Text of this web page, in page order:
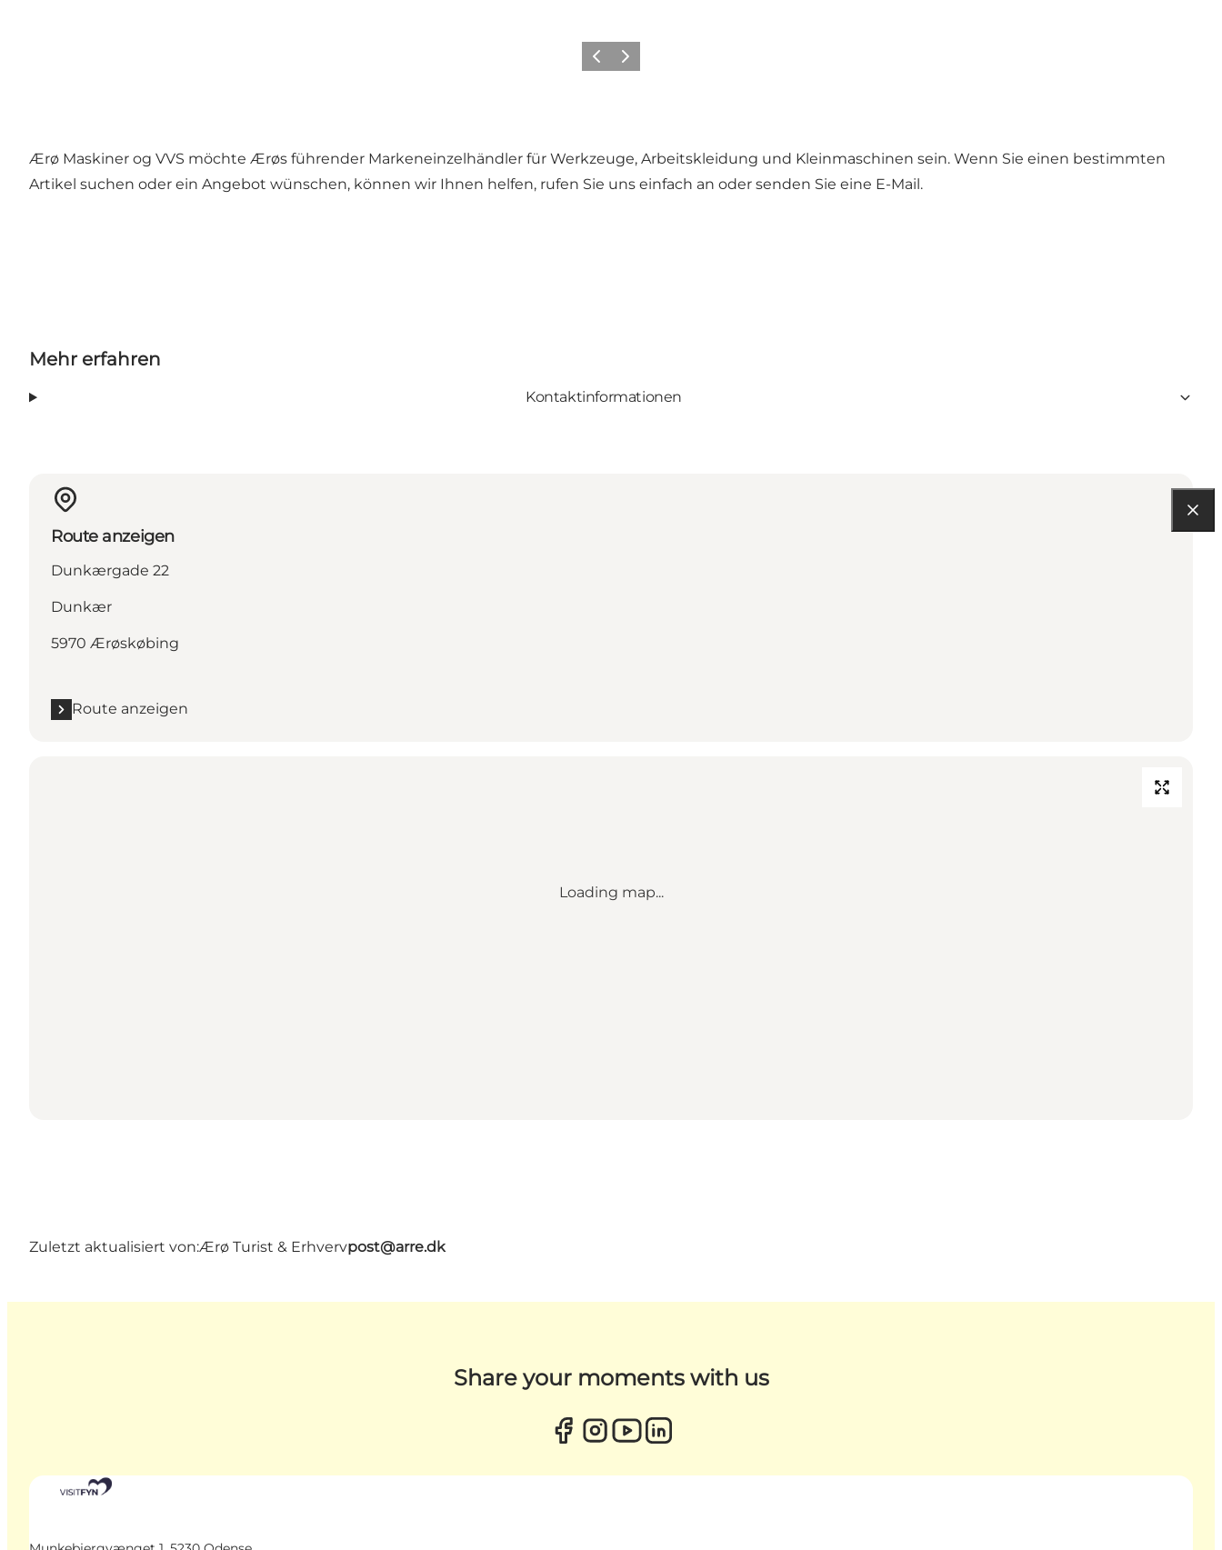
ZurückWeiter
Ærø Maskiner og VVS möchte Ærøs führender Markeneinzelhändler für Werkzeuge, Arbeitskleidung und Kleinmaschinen sein. Wenn Sie einen bestimmten
Artikel suchen oder ein Angebot wünschen, können wir Ihnen helfen, rufen Sie uns einfach an oder senden Sie eine E-Mail.
Mehr erfahren
Kontaktinformationen
Route anzeigen
Dunkærgade 22
Dunkær
5970 Ærøskøbing
Route anzeigen
Loading map...
Zuletzt aktualisiert von:Ærø Turist & Erhvervpost@arre.dk
Share your moments with us